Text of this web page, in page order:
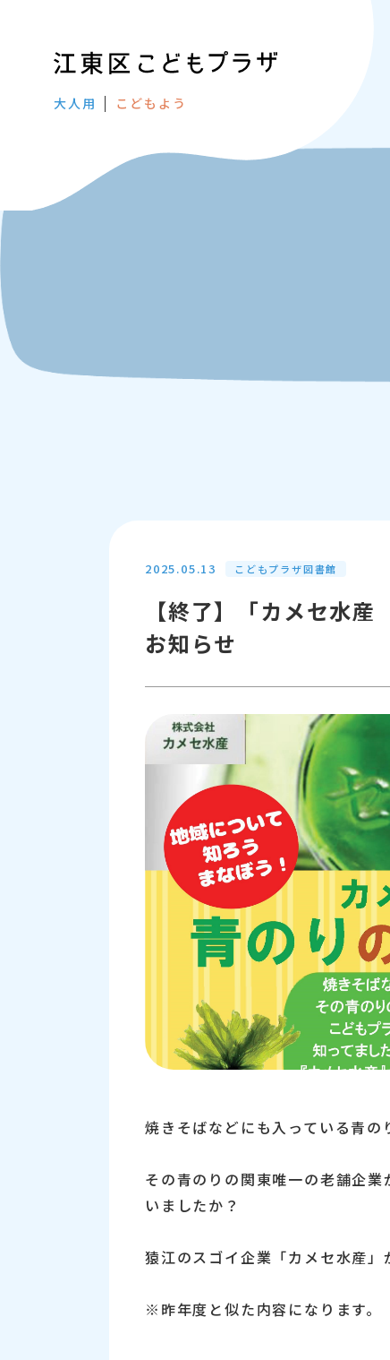
大人用 こどもよう
2025.05.13 こどもプラザ図書館
【終了】「カメセ水
お知らせ
焼きそばなどにも入っている青の
その青のりの関東唯一の老舗企
いましたか？
猿江のスゴイ企業「カメセ水産」
※昨年度と似た内容になります。